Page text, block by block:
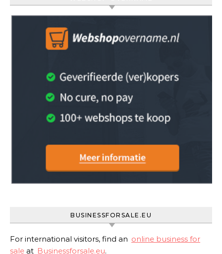
BUSINESSFORSALE.EU
For international visitors, find an online business for
sale at Businessforsale.eu.